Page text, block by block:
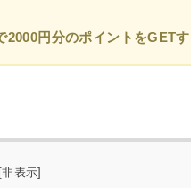
2000円分のポイントをGET
[非表示]